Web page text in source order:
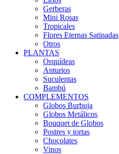
Gerberas
Mini Rosas
Tropicales
Flores Eternas Satinadas
Otros
PLANTAS
Orquídeas
Anturios
Suculentas
Bambú
COMPLEMENTOS
Globos Burbuja
Globos Metálicos
Bouquet de Globos
Postres y tortas
Chocolates
Vinos